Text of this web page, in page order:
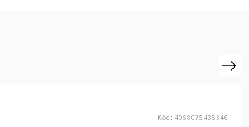
Kód: 4058075435346
Next